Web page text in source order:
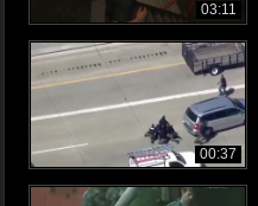
03:11
00:37